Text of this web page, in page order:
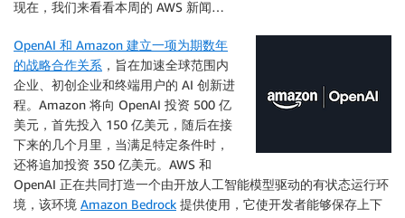
现在，我们来看看本周的 AWS 新闻…
OpenAI 和 Amazon 建立一项为期数年
的战略合作关系 ，旨在加速全球范围内
企业、初创企业和终端用户的 AI 创新进
程。Amazon 将向 OpenAI 投资 500 亿
美元，首先投入 150 亿美元，随后在接
下来的几个月里，当满足特定条件时，
还将追加投资 350 亿美元。AWS 和
OpenAI 正在共同打造一个由开放人工智能模型驱动的有状态运行环
境，该环境 Amazon Bedrock 提供使用，它使开发者能够保存上下